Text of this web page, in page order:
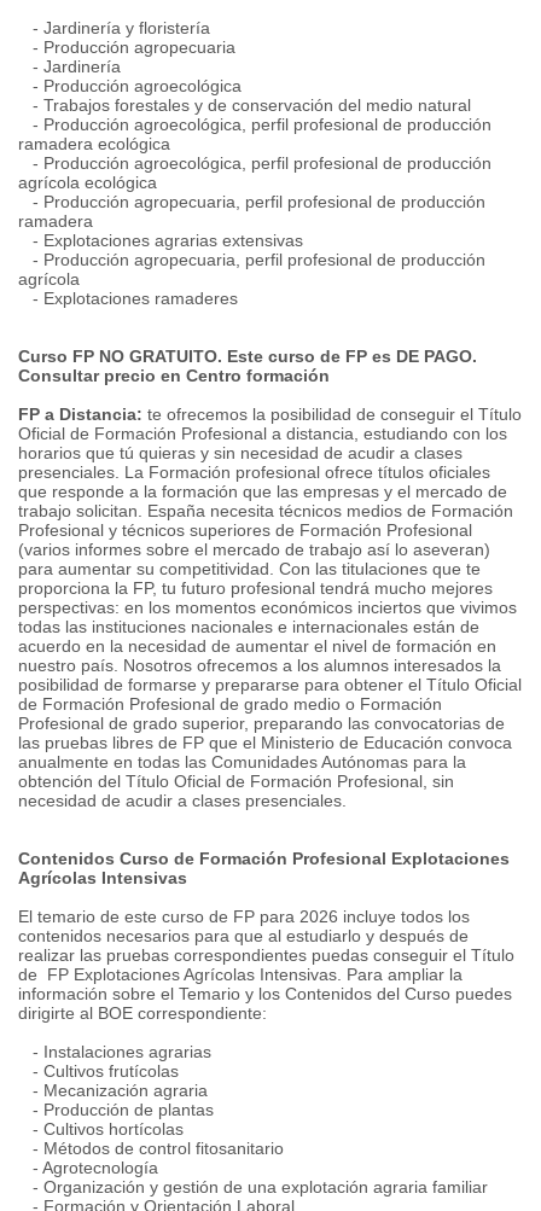
- Jardinería y floristería
- Producción agropecuaria
- Jardinería
- Producción agroecológica
- Trabajos forestales y de conservación del medio natural
- Producción agroecológica, perfil profesional de producción
ramadera ecológica
- Producción agroecológica, perfil profesional de producción
agrícola ecológica
- Producción agropecuaria, perfil profesional de producción
ramadera
- Explotaciones agrarias extensivas
- Producción agropecuaria, perfil profesional de producción
agrícola
- Explotaciones ramaderes
Curso FP NO GRATUITO. Este curso de FP es DE PAGO.
Consultar precio en Centro formación
FP a Distancia: te ofrecemos la posibilidad de conseguir el Título
Oficial de Formación Profesional a distancia, estudiando con los
horarios que tú quieras y sin necesidad de acudir a clases
presenciales. La Formación profesional ofrece títulos oficiales
que responde a la formación que las empresas y el mercado de
trabajo solicitan. España necesita técnicos medios de Formación
Profesional y técnicos superiores de Formación Profesional
(varios informes sobre el mercado de trabajo así lo aseveran)
para aumentar su competitividad. Con las titulaciones que te
proporciona la FP, tu futuro profesional tendrá mucho mejores
perspectivas: en los momentos económicos inciertos que vivimos
todas las instituciones nacionales e internacionales están de
acuerdo en la necesidad de aumentar el nivel de formación en
nuestro país. Nosotros ofrecemos a los alumnos interesados la
posibilidad de formarse y prepararse para obtener el Título Oficial
de Formación Profesional de grado medio o Formación
Profesional de grado superior, preparando las convocatorias de
las pruebas libres de FP que el Ministerio de Educación convoca
anualmente en todas las Comunidades Autónomas para la
obtención del Título Oficial de Formación Profesional, sin
necesidad de acudir a clases presenciales.
Contenidos Curso de Formación Profesional Explotaciones
Agrícolas Intensivas
El temario de este curso de FP para 2026 incluye todos los
contenidos necesarios para que al estudiarlo y después de
realizar las pruebas correspondientes puedas conseguir el Título
de FP Explotaciones Agrí­colas Intensivas. Para ampliar la
información sobre el Temario y los Contenidos del Curso puedes
dirigirte al BOE correspondiente:
- Instalaciones agrarias
- Cultivos frutícolas
- Mecanización agraria
- Producción de plantas
- Cultivos hortícolas
- Métodos de control fitosanitario
- Agrotecnología
- Organización y gestión de una explotación agraria familiar
- Formación y Orientación Laboral